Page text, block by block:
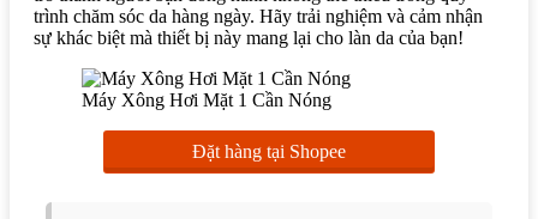
trình chăm sóc da hàng ngày. Hãy trải nghiệm và cảm nhận
sự khác biệt mà thiết bị này mang lại cho làn da của bạn!
Máy Xông Hơi Mặt 1 Cần Nóng
Đặt hàng tại Shopee